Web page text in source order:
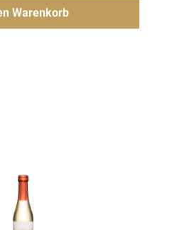
Warenkorb
Hinzufügen